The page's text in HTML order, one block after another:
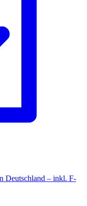
Deutschland – inkl. F-